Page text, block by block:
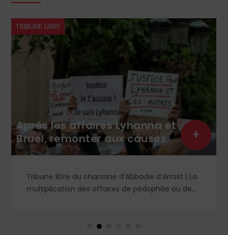
et
causes
d’Arrast | La
de pédophilie ou de
+
ÉGLISE TRIBUNE LIBRE
Roberto de Mattei :
des sacres de la
Saint-Pie X
Tribune libre de Roberto de
nous penser et que